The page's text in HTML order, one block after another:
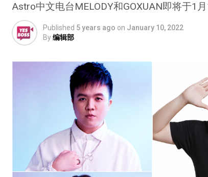
Astro中文电台MELODY和GOXUAN即将于1
Published 5 years ago on January 10, 2022
By编辑部